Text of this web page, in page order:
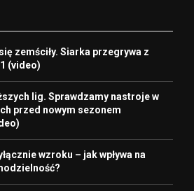
zemściły. Siarka przegrywa z
(video)
lig. Sprawdzamy nastroje w
przed nowym sezonem
wzroku – jak wpływa na